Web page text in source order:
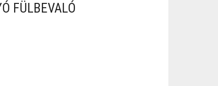
FÜLBEVALÓ